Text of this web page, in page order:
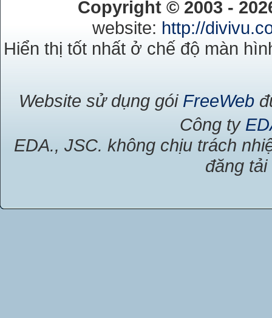
Copyright © 2003 -
website: http://
Hiển thị tốt nhất ở chế độ màn
Website sử dụng gói FreeWeb
Công ty
EDA., JSC. không chịu trách
đăng